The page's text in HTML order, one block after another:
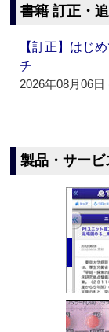
書籍 訂正・
【訂正】はじ
チ
2026年08月06日
製品・サービ